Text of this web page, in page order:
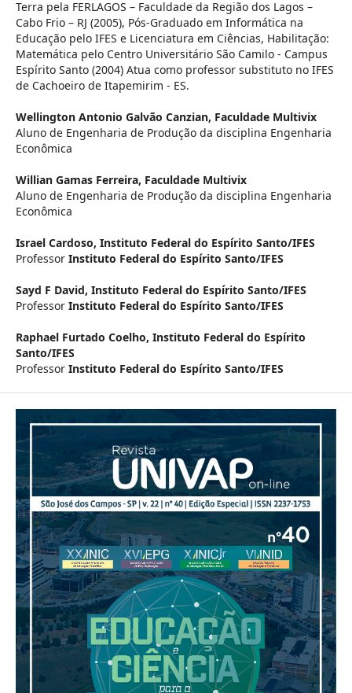
Terra pela FERLAGOS – Faculdade da Região dos Lagos –
Cabo Frio – RJ (2005), Pós-Graduado em Informática na
Educação pelo IFES e Licenciatura em Ciências, Habilitação:
Matemática pelo Centro Universitário São Camilo - Campus
Espírito Santo (2004) Atua como professor substituto no IFES
de Cachoeiro de Itapemirim - ES.
Wellington Antonio Galvão Canzian, Faculdade Multivix
Aluno de Engenharia de Produção da disciplina Engenharia
Econômica
Willian Gamas Ferreira, Faculdade Multivix
Aluno de Engenharia de Produção da disciplina Engenharia
Econômica
Israel Cardoso, Instituto Federal do Espírito Santo/IFES
Professor Instituto Federal do Espírito Santo/IFES
Sayd F David, Instituto Federal do Espírito Santo/IFES
Professor Instituto Federal do Espírito Santo/IFES
Raphael Furtado Coelho, Instituto Federal do Espírito
Santo/IFES
Professor Instituto Federal do Espírito Santo/IFES